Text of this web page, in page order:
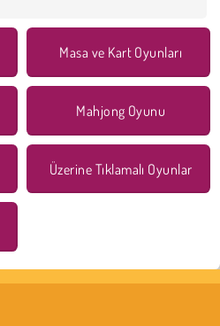
Masa ve Kart Oyunları
Mahjong Oyunu
Üzerine Tıklamalı Oyunlar